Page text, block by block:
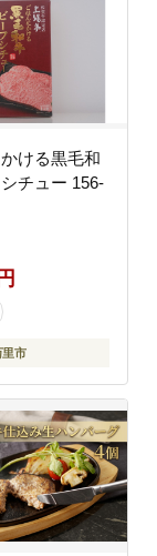
ける黒毛和
チュー 156-
里市